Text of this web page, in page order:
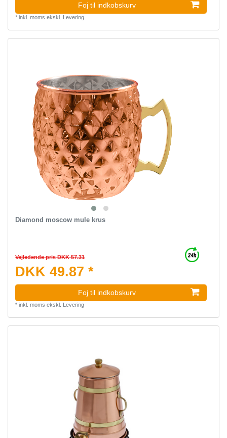
Foj til indkobskurv
* inkl. moms ekskl. Levering
Diamond moscow mule krus
Vejledende pris DKK 57.31
DKK 49.87 *
Foj til indkobskurv
* inkl. moms ekskl. Levering